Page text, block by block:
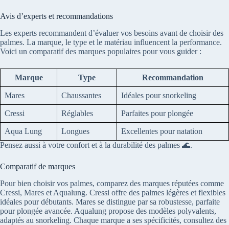
Avis d’experts et recommandations
Les experts recommandent d’évaluer vos besoins avant de choisir des
palmes. La marque, le type et le matériau influencent la performance.
Voici un comparatif des marques populaires pour vous guider :
Marque Type Recommandation
Mares Chaussantes Idéales pour snorkeling
Cressi Réglables Parfaites pour plongée
Aqua Lung Longues
Excellentes pour natation
Pensez aussi à votre confort et à la durabilité des palmes 🌊.
Comparatif de marques
Pour bien choisir vos palmes, comparez des marques réputées comme
Cressi, Mares et Aqualung. Cressi offre des palmes légères et flexibles
idéales pour débutants. Mares se distingue par sa robustesse, parfaite
pour plongée avancée. Aqualung propose des modèles polyvalents,
adaptés au snorkeling. Chaque marque a ses spécificités, consultez des